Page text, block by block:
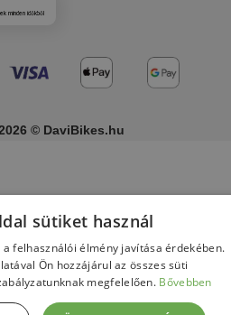
minden időkből
© DaviBikes.hu
sütiket használ
felhasználói élmény javítása érdekében.
Ön hozzájárul az összes süti
megfelelően. Bővebben